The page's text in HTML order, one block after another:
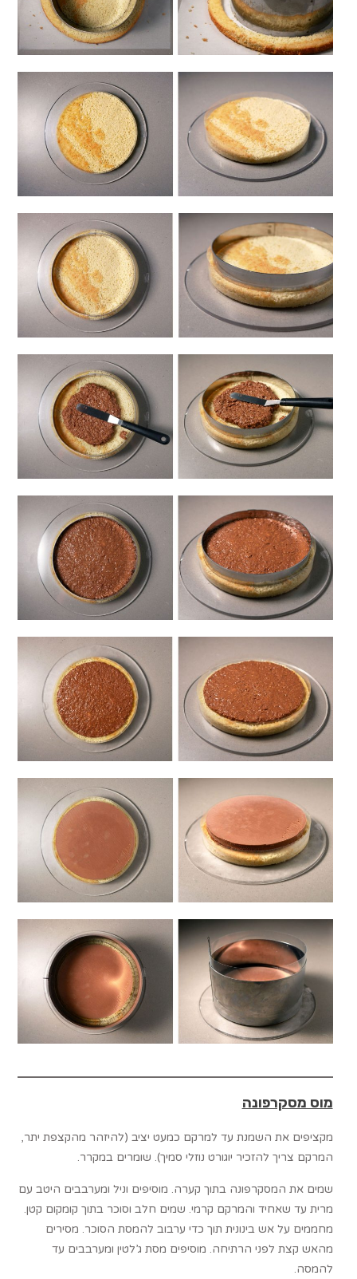
מוס מסקרפונה
מקציפים את השמנת עד למרקם כמעט יציב (להיזהר מהקצפת יתר,
המרקם צריך להזכיר יוגורט נוזלי סמיך). שומרים במקרר.
שמים את המסקרפונה בתוך קערה. מוסיפים וניל ומערבבים היטב עם
מרית עד שאחיד והמרקם קרמי. שמים חלב וסוכר בתוך קומקום קטן.
מחממים על אש בינונית תוך כדי ערבוב להמסת הסוכר. מסירים
מהאש קצת לפני הרתיחה. מוסיפים מסת ג’לטין ומערבבים עד
להמסה.